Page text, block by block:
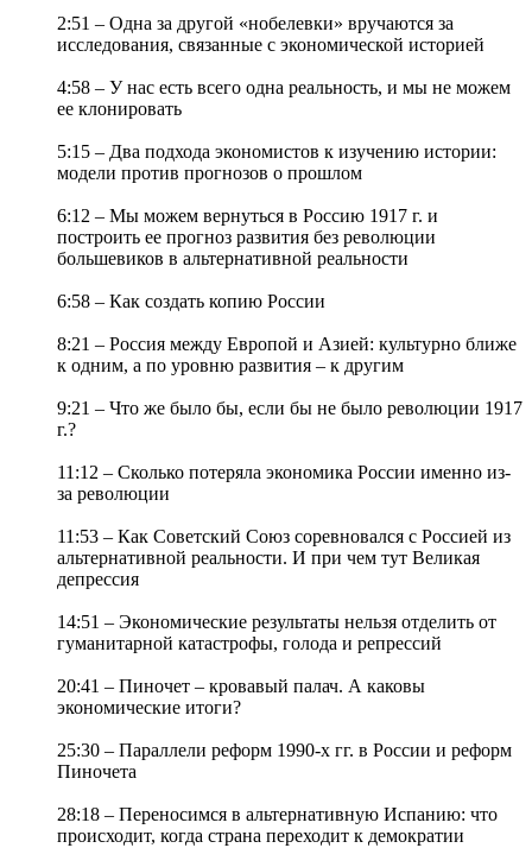
2:51 – Одна за другой «нобелевки» вручаются за
исследования, связанные с экономической историей
4:58 – У нас есть всего одна реальность, и мы не можем
ее клонировать
5:15 – Два подхода экономистов к изучению истории:
модели против прогнозов о прошлом
6:12 – Мы можем вернуться в Россию 1917 г. и
построить ее прогноз развития без революции
большевиков в альтернативной реальности
6:58 – Как создать копию России
8:21 – Россия между Европой и Азией: культурно ближе
к одним, а по уровню развития – к другим
9:21 – Что же было бы, если бы не было революции 1917
г.?
11:12 – Сколько потеряла экономика России именно из-
за революции
11:53 – Как Советский Союз соревновался с Россией из
альтернативной реальности. И при чем тут Великая
депрессия
14:51 – Экономические результаты нельзя отделить от
гуманитарной катастрофы, голода и репрессий
20:41 – Пиночет – кровавый палач. А каковы
экономические итоги?
25:30 – Параллели реформ 1990-х гг. в России и реформ
Пиночета
28:18 – Переносимся в альтернативную Испанию: что
происходит, когда страна переходит к демократии